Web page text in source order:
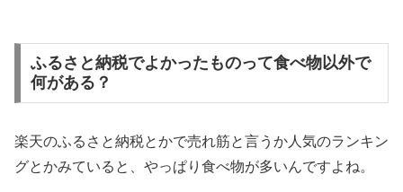
ふるさと納税でよかったものって食べ物以外で
何がある？
楽天のふるさと納税とかで売れ筋と言うか人気のランキン
グとかみていると、やっぱり食べ物が多いんですよね。